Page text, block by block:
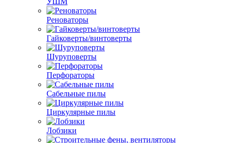
Реноваторы
Гайковерты/винтоверты
Шуруповерты
Перфораторы
Сабельные пилы
Циркулярные пилы
Лобзики